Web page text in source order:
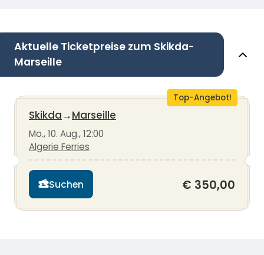
Aktuelle Ticketpreise zum Skikda-
Marseille
Top-Angebot!
Skikda→Marseille
Mo., 10. Aug., 12:00
Algerie Ferries
Suchen € 350,00